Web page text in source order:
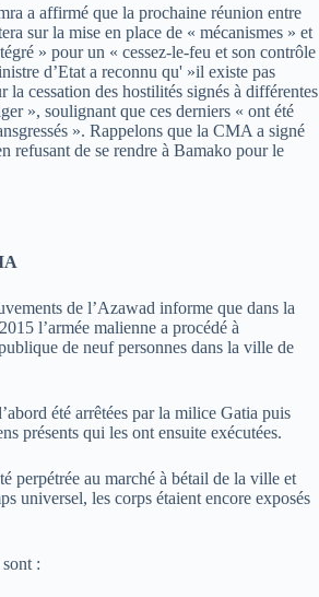
a affirmé que la prochaine réunion entre
sur la mise en place de « mécanismes » et
» pour un « cessez-le-feu et son contrôle
d’Etat a reconnu qu' »il existe pas
la cessation des hostilités signés à différentes
», soulignant que ces derniers « ont été
». Rappelons que la CMA a signé
refusant de se rendre à Bamako pour le
de l’Azawad informe que dans la
l’armée malienne a procédé à
de neuf personnes dans la ville de
été arrêtées par la milice Gatia puis
présents qui les ont ensuite exécutées.
perpétrée au marché à bétail de la ville et
universel, les corps étaient encore exposés
: